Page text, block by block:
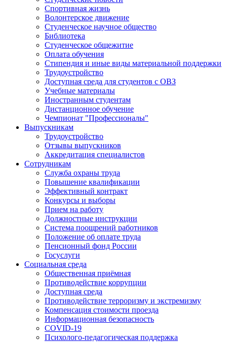
Спортивная жизнь
Волонтерское движение
Студенческое научное общество
Библиотека
Студенческое общежитие
Оплата обучения
Стипендия и иные виды материальной поддержки
Трудоустройство
Доступная среда для студентов с ОВЗ
Учебные материалы
Иностранным студентам
Дистанционное обучение
Чемпионат "Профессионалы"
Выпускникам
Трудоустройство
Отзывы выпускников
Аккредитация специалистов
Сотрудникам
Служба охраны труда
Повышение квалификации
Эффективный контракт
Конкурсы и выборы
Прием на работу
Должностные инструкции
Система поощрений работников
Положение об оплате труда
Пенсионный фонд России
Госуслуги
Социальная среда
Общественная приёмная
Противодействие коррупции
Доступная среда
Противодействие терроризму и экстремизму
Компенсация стоимости проезда
Информационная безопасность
COVID-19
Психолого-педагогическая поддержка